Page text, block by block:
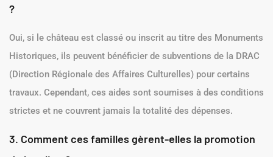
?
Oui, si le château est classé ou inscrit au titre des Monuments
Historiques, ils peuvent bénéficier de subventions de la DRAC
(Direction Régionale des Affaires Culturelles) pour certains
travaux. Cependant, ces aides sont soumises à des conditions
strictes et ne couvrent jamais la totalité des dépenses.
3. Comment ces familles gèrent-elles la promotion